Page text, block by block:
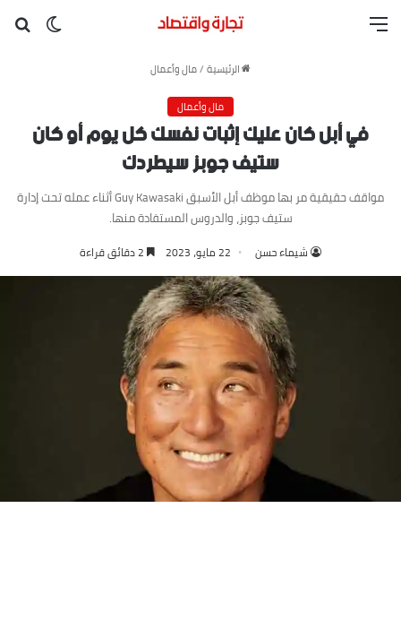
القائمة
الرئيسية /مال وأعمال
مال وأعمال
في أبل كان عليك إثبات نفسك كل يوم أو كان
ستيف جوبز سيطردك
مواقف حقيقية مر بها موظف أبل الأسبق Guy Kawasaki أثناء عمله تحت إدارة
ستيف جوبز، والدروس المستفادة منها.
شيماء حسن 22 مايو، 2023